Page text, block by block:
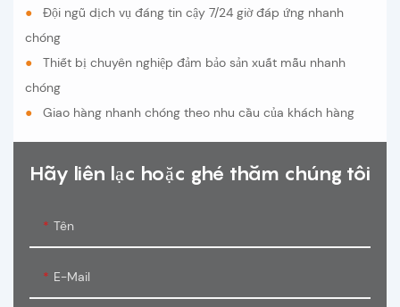
●
Đội ngũ dịch vụ đáng tin cậy 7/24 giờ đáp ứng nhanh
chóng
●
Thiết bị chuyên nghiệp đảm bảo sản xuất mẫu nhanh
chóng
●
Giao hàng nhanh chóng theo nhu cầu của khách hàng
Hãy liên lạc hoặc ghé thăm chúng tôi
Tên
E-Mail